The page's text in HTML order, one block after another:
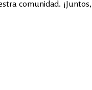
comunidad. ¡Juntos,